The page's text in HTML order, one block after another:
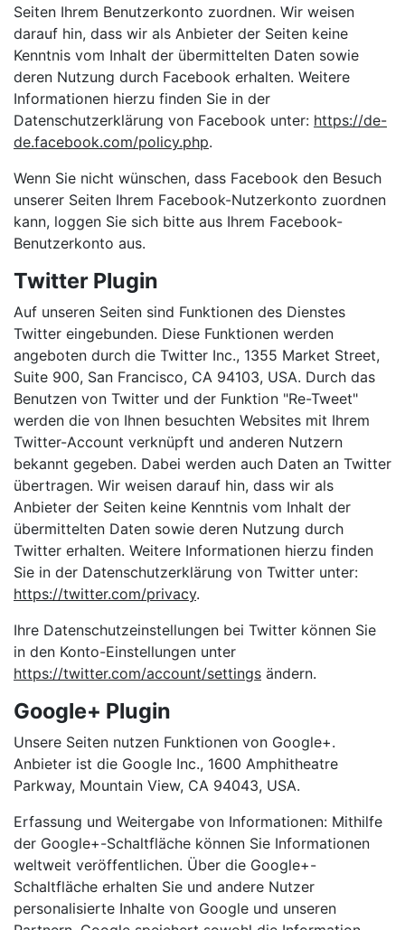
Seiten Ihrem Benutzerkonto zuordnen. Wir weisen
darauf hin, dass wir als Anbieter der Seiten keine
Kenntnis vom Inhalt der übermittelten Daten sowie
deren Nutzung durch Facebook erhalten. Weitere
Informationen hierzu finden Sie in der
Datenschutzerklärung von Facebook unter: https://de-
de.facebook.com/policy.php.
Wenn Sie nicht wünschen, dass Facebook den Besuch
unserer Seiten Ihrem Facebook-Nutzerkonto zuordnen
kann, loggen Sie sich bitte aus Ihrem Facebook-
Benutzerkonto aus.
Twitter Plugin
Auf unseren Seiten sind Funktionen des Dienstes
Twitter eingebunden. Diese Funktionen werden
angeboten durch die Twitter Inc., 1355 Market Street,
Suite 900, San Francisco, CA 94103, USA. Durch das
Benutzen von Twitter und der Funktion "Re-Tweet"
werden die von Ihnen besuchten Websites mit Ihrem
Twitter-Account verknüpft und anderen Nutzern
bekannt gegeben. Dabei werden auch Daten an Twitter
übertragen. Wir weisen darauf hin, dass wir als
Anbieter der Seiten keine Kenntnis vom Inhalt der
übermittelten Daten sowie deren Nutzung durch
Twitter erhalten. Weitere Informationen hierzu finden
Sie in der Datenschutzerklärung von Twitter unter:
https://twitter.com/privacy.
Ihre Datenschutzeinstellungen bei Twitter können Sie
in den Konto-Einstellungen unter
https://twitter.com/account/settings ändern.
Google+ Plugin
Unsere Seiten nutzen Funktionen von Google+.
Anbieter ist die Google Inc., 1600 Amphitheatre
Parkway, Mountain View, CA 94043, USA.
Erfassung und Weitergabe von Informationen: Mithilfe
der Google+-Schaltfläche können Sie Informationen
weltweit veröffentlichen. Über die Google+-
Schaltfläche erhalten Sie und andere Nutzer
personalisierte Inhalte von Google und unseren